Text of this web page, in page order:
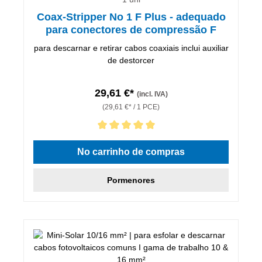
Coax-Stripper No 1 F Plus - adequado
para conectores de compressão F
para descarnar e retirar cabos coaxiais inclui auxiliar
de destorcer
29,61 €* (incl. IVA)
(29,61 €* / 1 PCE)
Classificação média de 5 de 5 estrelas
No carrinho de compras
Pormenores